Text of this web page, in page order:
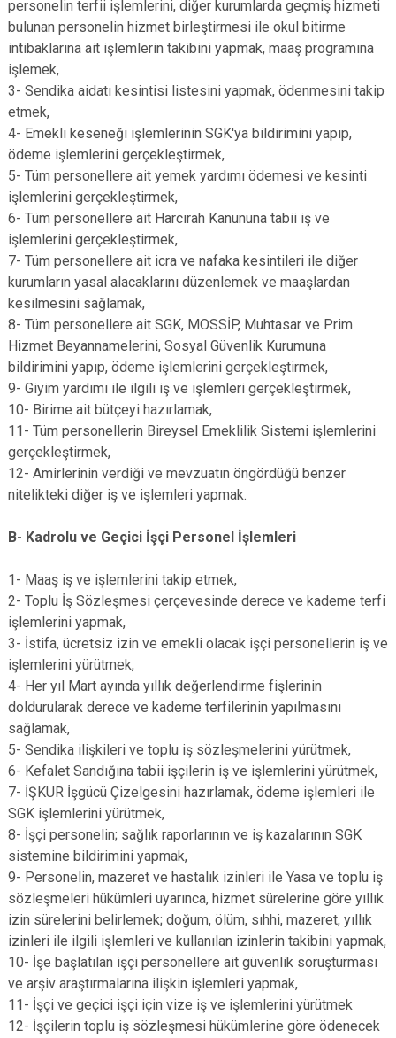
personelin terfii işlemlerini, diğer kurumlarda geçmiş hizmeti
bulunan personelin hizmet birleştirmesi ile okul bitirme
intibaklarına ait işlemlerin takibini yapmak, maaş programına
işlemek,
3- Sendika aidatı kesintisi listesini yapmak, ödenmesini takip
etmek,
4- Emekli keseneği işlemlerinin SGK'ya bildirimini yapıp,
ödeme işlemlerini gerçekleştirmek,
5- Tüm personellere ait yemek yardımı ödemesi ve kesinti
işlemlerini gerçekleştirmek,
6- Tüm personellere ait Harcırah Kanununa tabii iş ve
işlemlerini gerçekleştirmek,
7- Tüm personellere ait icra ve nafaka kesintileri ile diğer
kurumların yasal alacaklarını düzenlemek ve maaşlardan
kesilmesini sağlamak,
8- Tüm personellere ait SGK, MOSSİP, Muhtasar ve Prim
Hizmet Beyannamelerini, Sosyal Güvenlik Kurumuna
bildirimini yapıp, ödeme işlemlerini gerçekleştirmek,
9- Giyim yardımı ile ilgili iş ve işlemleri gerçekleştirmek,
10- Birime ait bütçeyi hazırlamak,
11- Tüm personellerin Bireysel Emeklilik Sistemi işlemlerini
gerçekleştirmek,
12- Amirlerinin verdiği ve mevzuatın öngördüğü benzer
nitelikteki diğer iş ve işlemleri yapmak.
B- Kadrolu ve Geçici İşçi Personel İşlemleri
1- Maaş iş ve işlemlerini takip etmek,
2- Toplu İş Sözleşmesi çerçevesinde derece ve kademe terfi
işlemlerini yapmak,
3- İstifa, ücretsiz izin ve emekli olacak işçi personellerin iş ve
işlemlerini yürütmek,
4- Her yıl Mart ayında yıllık değerlendirme fişlerinin
doldurularak derece ve kademe terfilerinin yapılmasını
sağlamak,
5- Sendika ilişkileri ve toplu iş sözleşmelerini yürütmek,
6- Kefalet Sandığına tabii işçilerin iş ve işlemlerini yürütmek,
7- İŞKUR İşgücü Çizelgesini hazırlamak, ödeme işlemleri ile
SGK işlemlerini yürütmek,
8- İşçi personelin; sağlık raporlarının ve iş kazalarının SGK
sistemine bildirimini yapmak,
9- Personelin, mazeret ve hastalık izinleri ile Yasa ve toplu iş
sözleşmeleri hükümleri uyarınca, hizmet sürelerine göre yıllık
izin sürelerini belirlemek; doğum, ölüm, sıhhi, mazeret, yıllık
izinleri ile ilgili işlemleri ve kullanılan izinlerin takibini yapmak,
10- İşe başlatılan işçi personellere ait güvenlik soruşturması
ve arşiv araştırmalarına ilişkin işlemleri yapmak,
11- İşçi ve geçici işçi için vize iş ve işlemlerini yürütmek
12- İşçilerin toplu iş sözleşmesi hükümlerine göre ödenecek